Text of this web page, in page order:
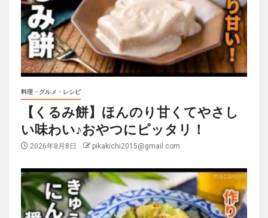
料理・グルメ・レシピ
【くるみ餅】ほんのり甘くてやさし
い味わい♪おやつにピッタリ！
2026年8月8日 pikakichi2015@gmail.com